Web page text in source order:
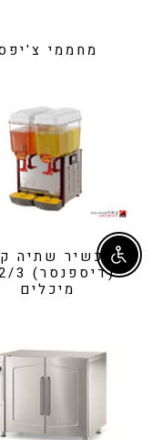
מחממי
מכשיר שתיה
מיכלים
Enable accessibility